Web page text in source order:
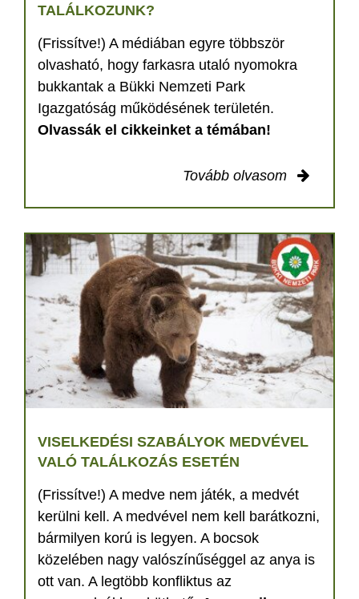
TALÁLKOZUNK?
(Frissítve!) A médiában egyre többször
olvasható, hogy farkasra utaló nyomokra
bukkantak a Bükki Nemzeti Park
Igazgatóság működésének területén.
Olvassák el cikkeinket a témában!
Tovább olvasom
VISELKEDÉSI SZABÁLYOK MEDVÉVEL
VALÓ TALÁLKOZÁS ESETÉN
(Frissítve!) A medve nem játék, a medvét
kerülni kell. A medvével nem kell barátkozni,
bármilyen korú is legyen. A bocsok
közelében nagy valószínűséggel az anya is
ott van. A legtöbb konfliktus az